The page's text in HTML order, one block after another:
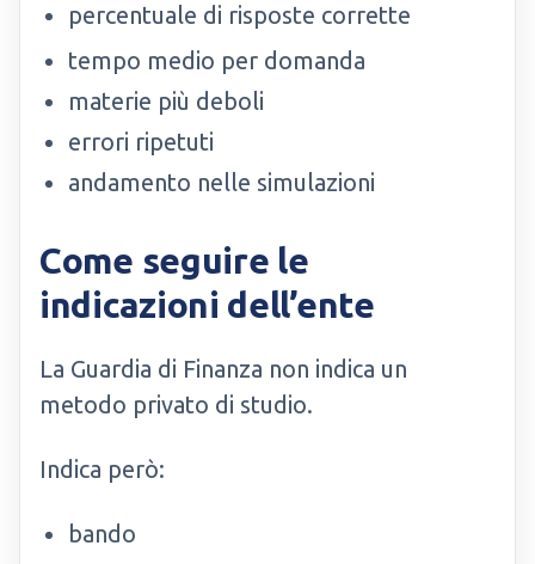
percentuale di risposte corrette
tempo medio per domanda
materie più deboli
errori ripetuti
andamento nelle simulazioni
Come seguire le
indicazioni dell’ente
La Guardia di Finanza non indica un
metodo privato di studio.
Indica però:
bando